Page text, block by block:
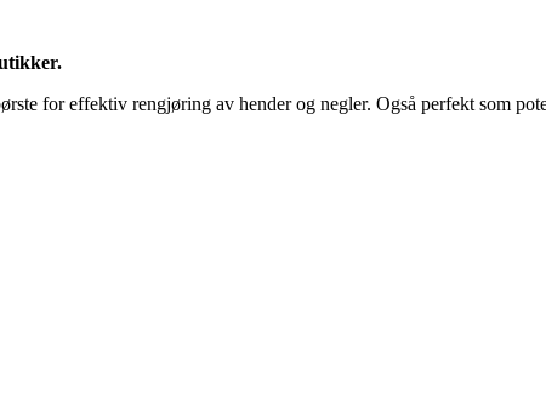
for effektiv rengjøring av hender og negler. Også perfekt som